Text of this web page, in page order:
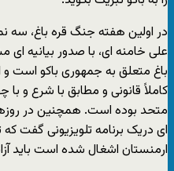
در اولین هفته جنگ قره باغ، سه
علی خامنه ای، با صدور بیانیه
باغ متعلق به جمهوری باکو است و
کاملاً قانونی و مطابق با شرع و
متحد بوده است. همچنین در
ای دریک برنامه تلویزیونی گفت
ارمنستان اشغال شده است باید